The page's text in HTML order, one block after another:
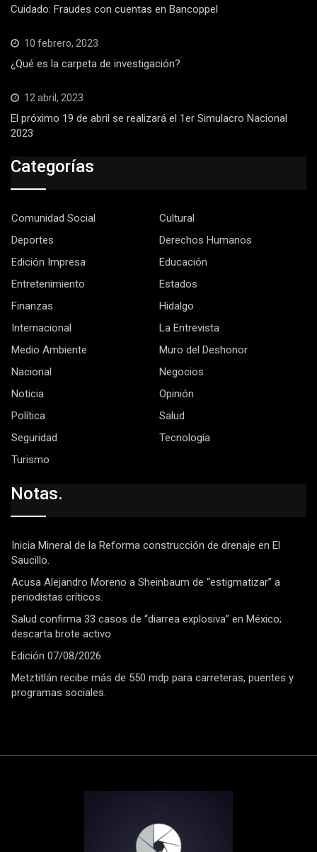
Cuidado: Fraudes con cuentas en Bancoppel
10 febrero, 2023
¿Qué es la carpeta de investigación?
12 abril, 2023
El próximo 19 de abril se realizará el 1er Simulacro Nacional
2023
Categorías
Comunidad Social
Cultural
Deportes
Derechos Humanos
Edición Impresa
Educación
Entretenimiento
Estados
Finanzas
Hidalgo
Internacional
La Entrevista
Medio Ambiente
Muro del Deshonor
Nacional
Negocios
Noticia
Opinión
Política
Salud
Seguridad
Tecnología
Turismo
Notas.
Inicia Mineral de la Reforma construcción de drenaje en El
Saucillo.
Acusa Alejandro Moreno a Sheinbaum de “estigmatizar” a
periodistas críticos.
Salud confirma 33 casos de “diarrea explosiva” en México;
descarta brote activo
Edición 07/08/2026
Metztitlán recibe más de 550 mdp para carreteras, puentes y
programas sociales.